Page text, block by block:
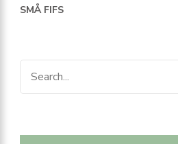
SMÅ FIFS
Search
for: